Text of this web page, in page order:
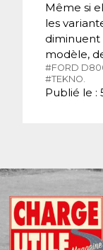
Même si
les
diminuent
modèle,
#FORD
#TEKNO.
Publié le :